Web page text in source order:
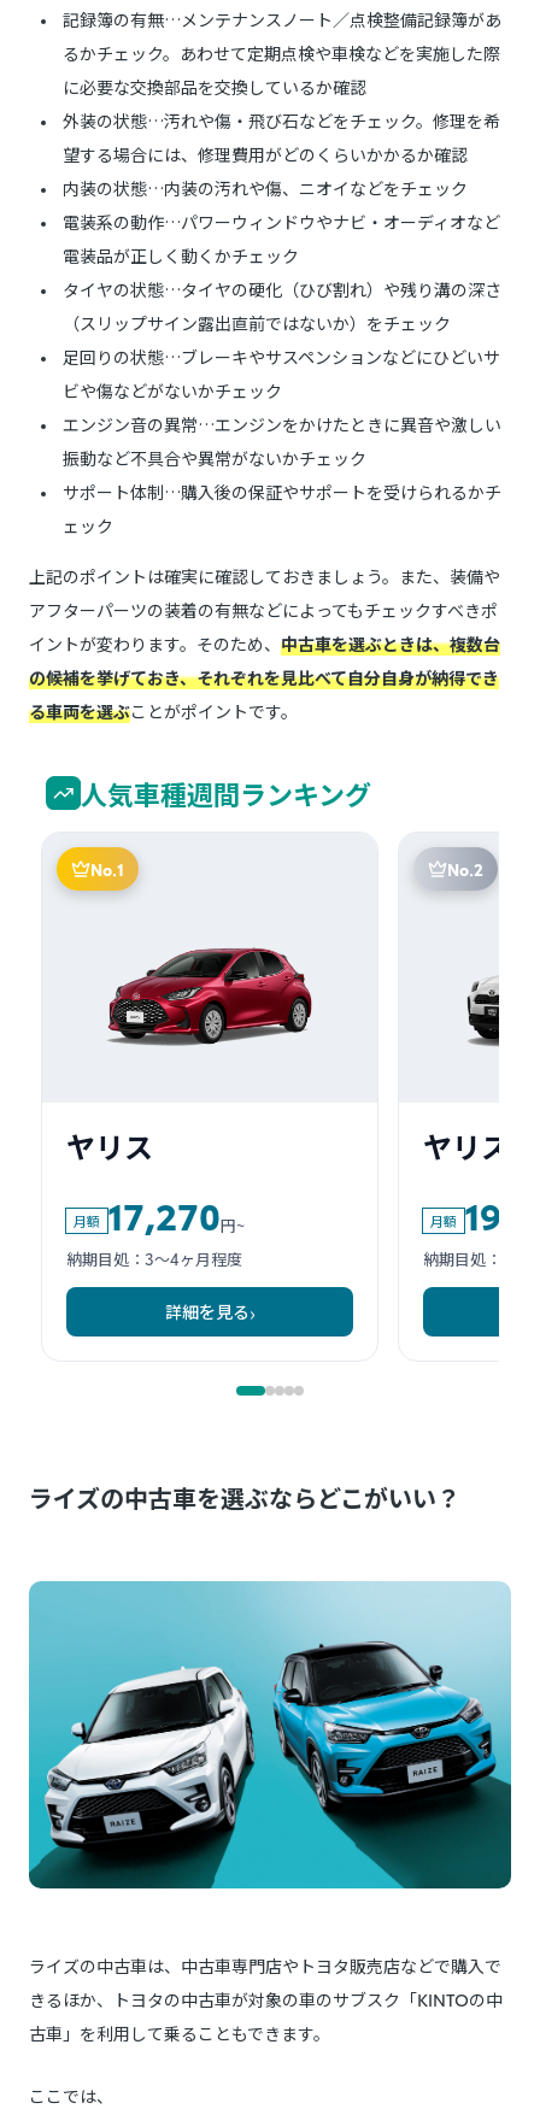
記録簿の有無…メンテナンスノート／点検整備記録簿があ
るかチェック。あわせて定期点検や車検などを実施した際
に必要な交換部品を交換しているか確認
外装の状態…汚れや傷・飛び石などをチェック。修理を希
望する場合には、修理費用がどのくらいかかるか確認
内装の状態…内装の汚れや傷、ニオイなどをチェック
電装系の動作…パワーウィンドウやナビ・オーディオなど
電装品が正しく動くかチェック
タイヤの状態…タイヤの硬化（ひび割れ）や残り溝の深さ
（スリップサイン露出直前ではないか）をチェック
足回りの状態…ブレーキやサスペンションなどにひどいサ
ビや傷などがないかチェック
エンジン音の異常…エンジンをかけたときに異音や激しい
振動など不具合や異常がないかチェック
サポート体制…購入後の保証やサポートを受けられるかチ
ェック
上記のポイントは確実に確認しておきましょう。また、装備や
アフターパーツの装着の有無などによってもチェックすべきポ
イントが変わります。そのため、 中古車を選ぶときは、複数台
の候補を挙げておき、それぞれを見比べて自分自身が納得でき
る車両を選ぶことがポイントです。
ライズの中古車を選ぶならどこがいい？
ライズの中古車は、中古車専門店やトヨタ販売店などで購入で
きるほか、トヨタの中古車が対象の車のサブスク「KINTOの中
古車」を利用して乗ることもできます。
ここでは、